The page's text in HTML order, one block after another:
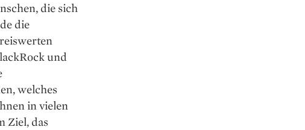
die sich
die
und
welches
in vielen
Ziel, das